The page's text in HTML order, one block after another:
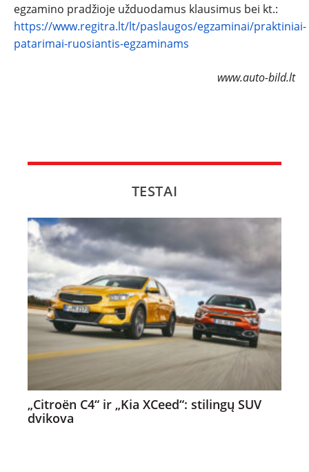
egzamino pradžioje užduodamus klausimus bei kt.:
https://www.regitra.lt/lt/paslaugos/egzaminai/praktiniai-
patarimai-ruosiantis-egzaminams
www.auto-bild.lt
TESTAI
„Citroën C4“ ir „Kia XCeed“: stilingų SUV
dvikova